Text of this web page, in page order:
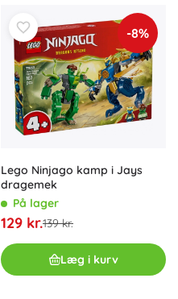
-8%
Lego Ninjago kamp i Jays
dragemek
På lager
129 kr.139 kr.
Læg i kurv